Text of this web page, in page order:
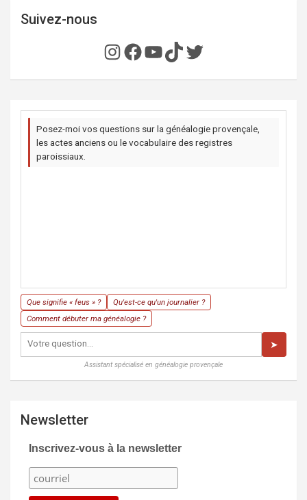
Suivez-nous
Instagram
Facebook
YouTube
TikTok
Twitter
Posez-moi vos questions sur la généalogie provençale,
les actes anciens ou le vocabulaire des registres
paroissiaux.
Que signifie « feus » ?
Qu'est-ce qu'un journalier ?
Comment débuter ma généalogie ?
➤
Assistant spécialisé en généalogie provençale
Newsletter
Inscrivez-vous à la newsletter